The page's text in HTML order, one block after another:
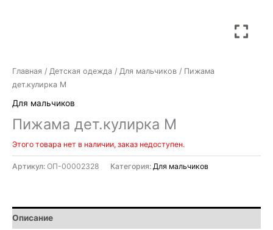
Главная / Детская одежда / Для мальчиков / Пижама
дет.кулирка М
Для мальчиков
Пижама дет.кулирка М
Этого товара нет в наличии, заказ недоступен.
Артикул: ОП-00002328 Категория: Для мальчиков
Описание